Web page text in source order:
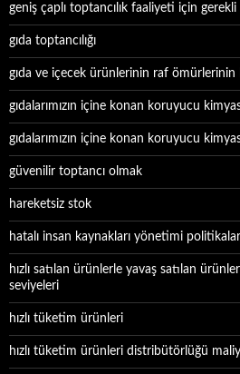
geniş çaplı toptancılık faaliyeti için
gıda toptancılığı
gıda ve içecek ürünlerinin raf ömürlerinin
gıdalarımızın içine konan koruyucu
gıdalarımızın içine konan koruyucu
güvenilir toptancı olmak
hareketsiz stok
hatalı insan kaynakları yönetimi
hızlı satılan ürünlerle yavaş satılan
seviyeleri
hızlı tüketim ürünleri
hızlı tüketim ürünleri distribütörlüğü